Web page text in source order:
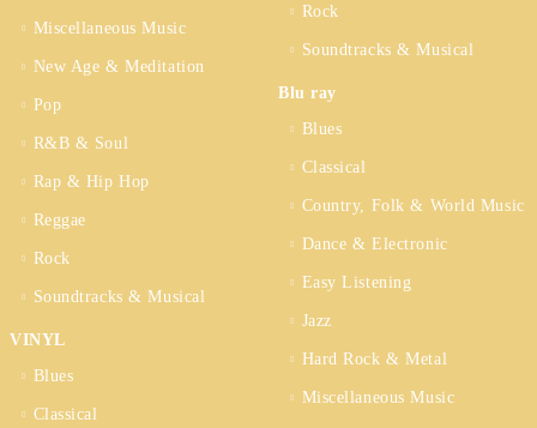
Miscellaneous Music
New Age & Meditation
Pop
R&B & Soul
Rap & Hip Hop
Reggae
Rock
Soundtracks & Musical
VINYL
Blues
Classical
Rock
Soundtracks & Musical
Blu ray
Blues
Classical
Country, Folk & World Music
Dance & Electronic
Easy Listening
Jazz
Hard Rock & Metal
Miscellaneous Music